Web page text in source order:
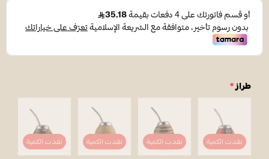
طراز*
نفدت الكمية نفدت الكمية نفدت الكمية نفدت الكمية